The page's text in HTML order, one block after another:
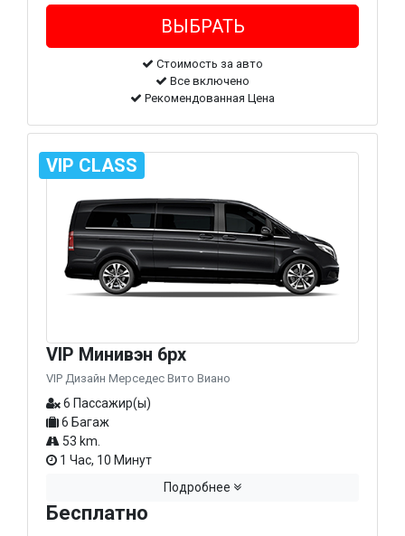
Стоимость за авто
Все включено
Рекомендованная Цена
VIP CLASS
VIP Минивэн 6px
VIP Дизайн Мерседес Вито Виано
6 Пассажир(ы)
6 Багаж
53 km.
1 Час, 10 Минут
Подробнее
Бесплатно